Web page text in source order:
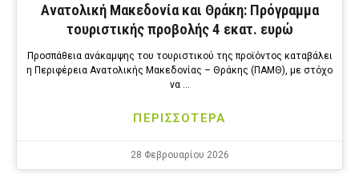
Ανατολική Μακεδονία και Θράκη: Πρόγραμμα
τουριστικής προβολής 4 εκατ. ευρώ
Προσπάθεια ανάκαμψης του τουριστικού της προϊόντος καταβάλει
η Περιφέρεια Ανατολικής Μακεδονίας – Θράκης (ΠΑΜΘ), με στόχο
να …
ΠΕΡΙΣΣΟΤΕΡΑ
28 Φεβρουαρίου 2026